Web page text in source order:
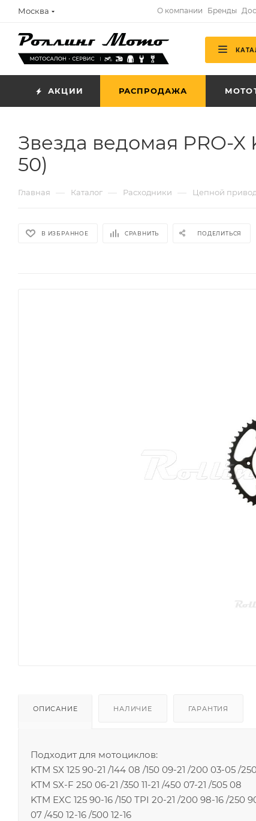
Москва О компании Бренды
АКЦИИ РАСПРОДАЖА
Звезда ведомая PRO-X
50)
Главная — Каталог — Расходники — Цепной привод
В ИЗБРАННОЕ СРАВНИТЬ ПОДЕЛИТЬСЯ
ОПИСАНИЕ НАЛИЧИЕ ГАРАНТИЯ
Подходит для мотоциклов:
KTM SX 125 90-21 /144 08 /150 09-21 /200 03-05 /
KTM SX-F 250 06-21 /350 11-21 /450 07-21 /505 08
KTM EXC 125 90-16 /150 TPI 20-21 /200 98-16 /
07 /450 12-16 /500 12-16